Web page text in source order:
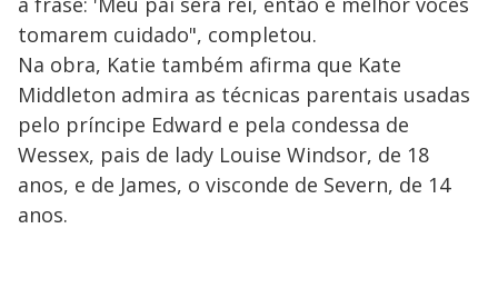
tomarem cuidado", completou.
Na obra, Katie também afirma que Kate
Middleton admira as técnicas parentais usadas
pelo príncipe Edward e pela condessa de
Wessex, pais de lady Louise Windsor, de 18
anos, e de James, o visconde de Severn, de 14
anos.